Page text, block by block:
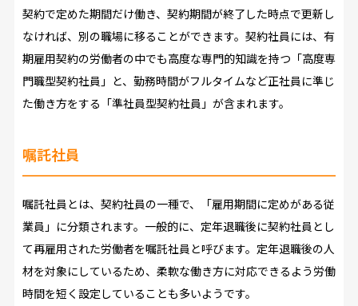
契約で定めた期間だけ働き、契約期間が終了した時点で更新し
なければ、別の職場に移ることができます。契約社員には、有
期雇用契約の労働者の中でも高度な専門的知識を持つ「高度専
門職型契約社員」と、勤務時間がフルタイムなど正社員に準じ
た働き方をする「準社員型契約社員」が含まれます。
嘱託社員
嘱託社員とは、契約社員の一種で、「雇用期間に定めがある従
業員」に分類されます。一般的に、定年退職後に契約社員とし
て再雇用された労働者を嘱託社員と呼びます。定年退職後の人
材を対象にしているため、柔軟な働き方に対応できるよう労働
時間を短く設定していることも多いようです。